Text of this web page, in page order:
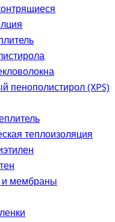
пенополистирол (XPS)
теплоизоляция
и мембраны